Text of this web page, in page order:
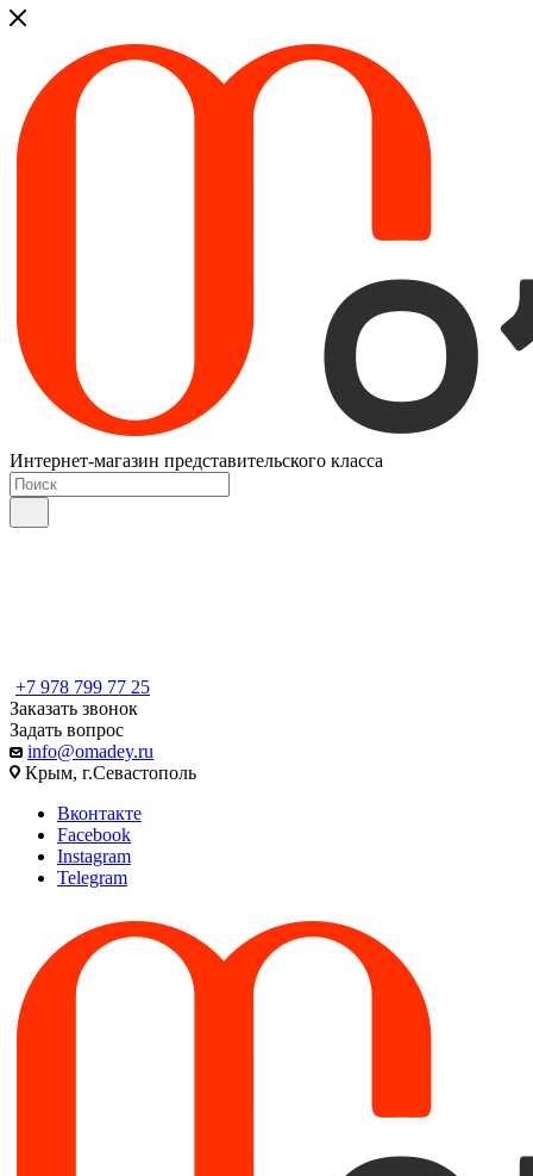
Интернет-магазин представительского класса
+7 978 799 77 25
Заказать звонок
Задать вопрос
info@omadey.ru
Крым, г.Севастополь
Вконтакте
Facebook
Instagram
Telegram